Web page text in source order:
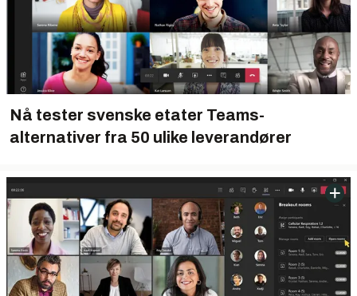
Nå tester svenske etater Teams-
alternativer fra 50 ulike leverandører